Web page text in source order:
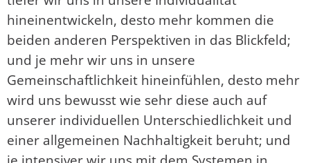
hineinentwickeln, desto mehr kommen die
beiden anderen Perspektiven in das Blickfeld;
und je mehr wir uns in unsere
Gemeinschaftlichkeit hineinfühlen, desto mehr
wird uns bewusst wie sehr diese auch auf
unserer individuellen Unterschiedlichkeit und
einer allgemeinen Nachhaltigkeit beruht; und